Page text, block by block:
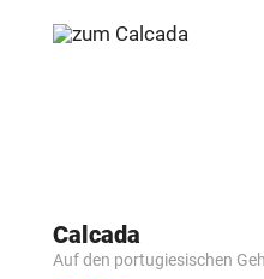
Calcada
Auf den portugiesischen